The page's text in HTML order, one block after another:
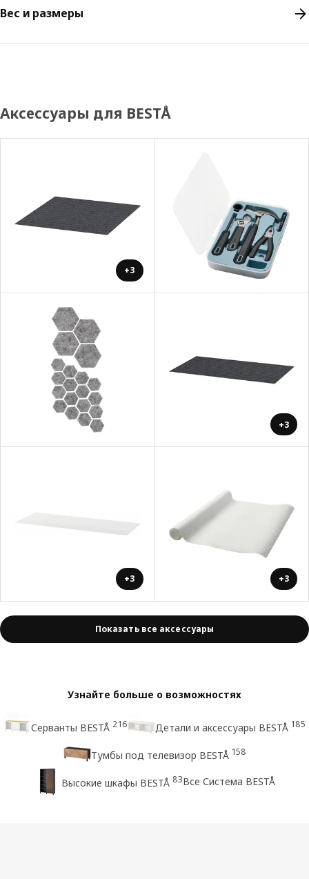
Вес и размеры
Аксессуары для BESTÅ
+3
+3
+3 +3
Показать все аксессуары
Узнайте больше о возможностях
Серванты BESTÅ 216 Детали и аксессуары BESTÅ 185
Тумбы под телевизор BESTÅ 158
Высокие шкафы BESTÅ 83Все Система BESTÅ